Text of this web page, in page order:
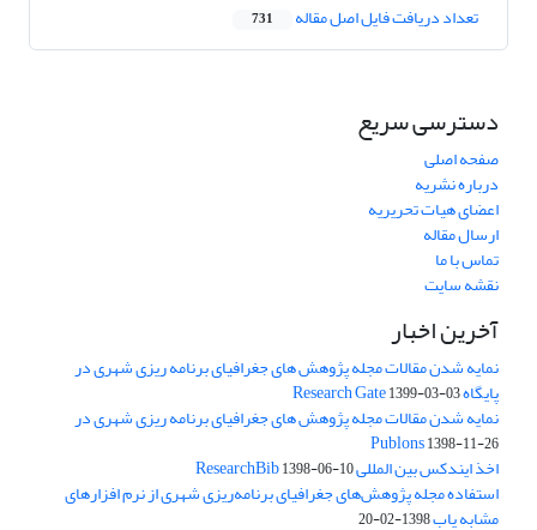
تعداد دریافت فایل اصل مقاله 731
دسترسی سریع
صفحه اصلی
درباره نشریه
اعضای هیات تحریریه
ارسال مقاله
تماس با ما
نقشه سایت
آخرین اخبار
نمایه شدن مقالات مجله پژوهش های جغرافیای برنامه ریزی شهری در
پایگاه Research Gate1399-03-03
نمایه شدن مقالات مجله پژوهش های جغرافیای برنامه ریزی شهری در
Publons1398-11-26
اخذ ایندکس بین المللی ResearchBib1398-06-10
استفاده مجله پژوهش‌های جغرافیای برنامه‌ریزی شهری از نرم افزارهای
مشابه یاب1398-02-20